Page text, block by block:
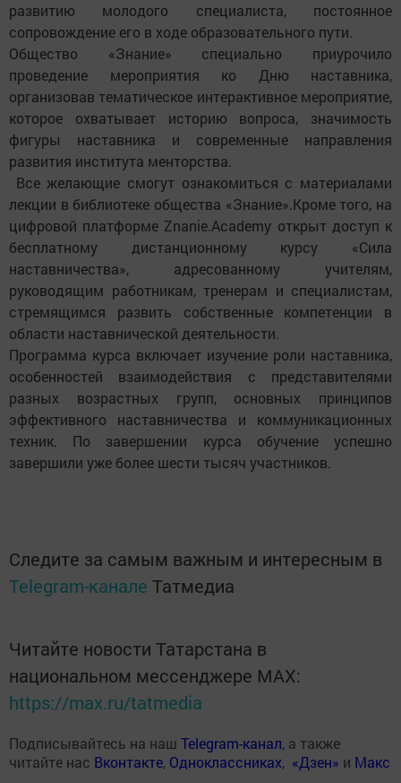
развитию молодого специалиста, постоянное
сопровождение его в ходе образовательного пути.
Общество «Знание» специально приурочило
проведение мероприятия ко Дню наставника,
организовав тематическое интерактивное мероприятие,
которое охватывает историю вопроса, значимость
фигуры наставника и современные направления
развития института менторства.
Все желающие смогут ознакомиться с материалами
лекции в библиотеке общества «Знание».Кроме того, на
цифровой платформе Znanie.Academy открыт доступ к
бесплатному дистанционному курсу «Сила
наставничества», адресованному учителям,
руководящим работникам, тренерам и специалистам,
стремящимся развить собственные компетенции в
области наставнической деятельности.
Программа курса включает изучение роли наставника,
особенностей взаимодействия с представителями
разных возрастных групп, основных принципов
эффективного наставничества и коммуникационных
техник. По завершении курса обучение успешно
завершили уже более шести тысяч участников.
Следите за самым важным и интересным в
Telegram-канале Татмедиа
Читайте новости Татарстана в
национальном мессенджере MАХ:
https://max.ru/tatmedia
Подписывайтесь на наш Telegram-канал, а также
читайте нас Вконтакте, Одноклассниках, «Дзен» и Макс